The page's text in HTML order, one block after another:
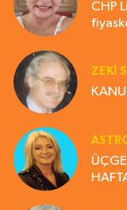
CHP
ZEKI